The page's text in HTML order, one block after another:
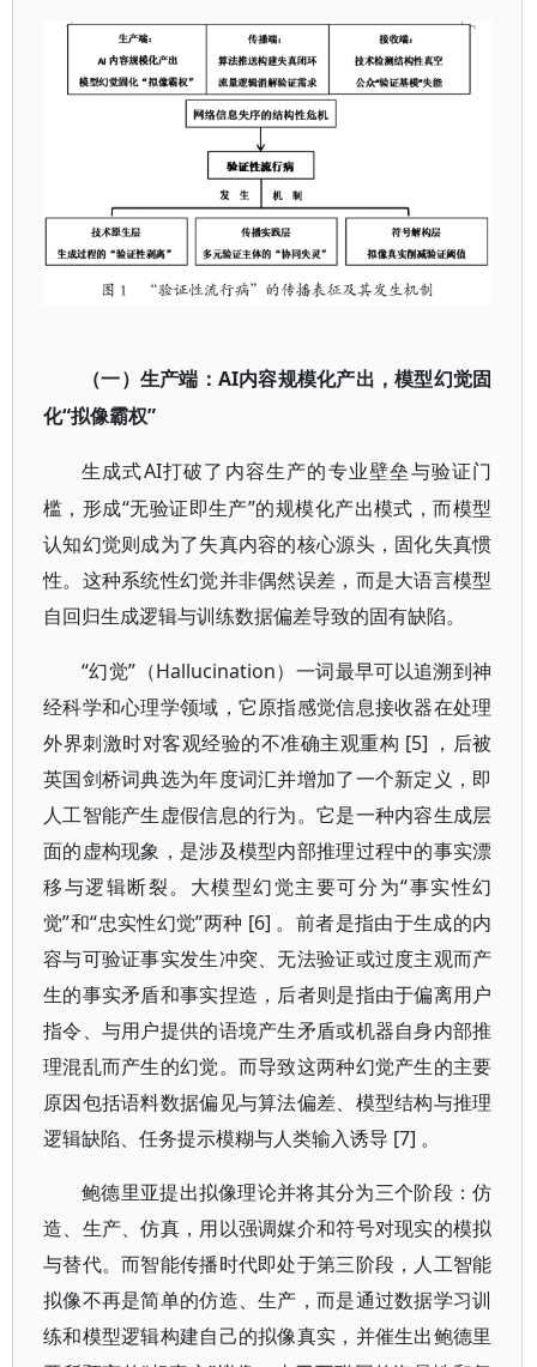
（一）生产端： AI内容规模化产出，模型幻觉固
化“拟像霸权”
生成式AI打破了内容生产的专业壁垒与验证门
槛，形成“无验证即生产”的规模化产出模式，而模型
认知幻觉则成为了失真内容的核心源头，固化失真惯
性。这种系统性幻觉并非偶然误差，而是大语言模型
自回归生成逻辑与训练数据偏差导致的固有缺陷。
“幻觉”（Hallucination）一词最早可以追溯到神
经科学和心理学领域，它原指感觉信息接收器在处理
外界刺激时对客观经验的不准确主观重构 [5] ，后被
英国剑桥词典选为年度词汇并增加了一个新定义，即
人工智能产生虚假信息的行为。它是一种内容生成层
面的虚构现象，是涉及模型内部推理过程中的事实漂
移与逻辑断裂。大模型幻觉主要可分为“事实性幻
觉”和“忠实性幻觉”两种 [6] 。前者是指由于生成的内
容与可验证事实发生冲突、无法验证或过度主观而产
生的事实矛盾和事实捏造，后者则是指由于偏离用户
指令、与用户提供的语境产生矛盾或机器自身内部推
理混乱而产生的幻觉。而导致这两种幻觉产生的主要
原因包括语料数据偏见与算法偏差、模型结构与推理
逻辑缺陷、任务提示模糊与人类输入诱导 [7] 。
鲍德里亚提出拟像理论并将其分为三个阶段：仿
造、生产、仿真，用以强调媒介和符号对现实的模拟
与替代。而智能传播时代即处于第三阶段，人工智能
拟像不再是简单的仿造、生产，而是通过数据学习训
练和模型逻辑构建自己的拟像真实，并催生出鲍德里